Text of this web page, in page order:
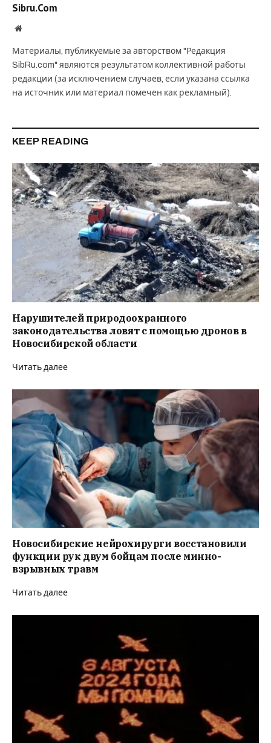
Sibru.Com
Website
Материалы, публикуемые за авторством "Редакция
SibRu.com" являются результатом коллективной работы
редакции (за исключением случаев, если указана ссылка
на источник или материал помечен как рекламный).
KEEP READING
Нарушителей природоохранного
законодательства ловят с помощью дронов в
Новосибирской области
Читать далее
Новосибирские нейрохирурги восстановили
функции рук двум бойцам после минно-
взрывных травм
Читать далее